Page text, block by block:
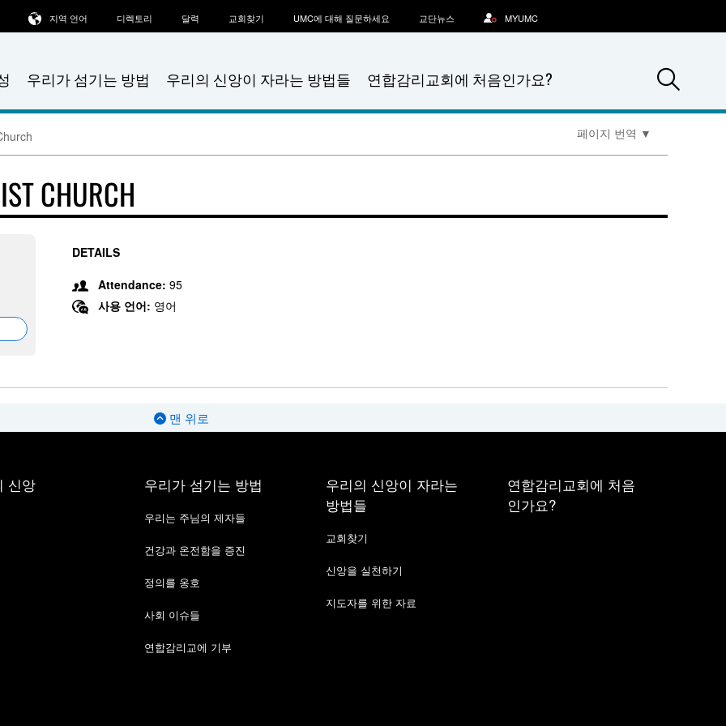
우리가 섬기는 방법 우리의 신앙이 자라는 방법들 연합감리교회에 처음인가요?
지역 언어 디렉토리 달력 교회찾기 UMC에 대해 질문하세요 교단뉴스 MYUMC
페이지 번역 ▼
CHURCH
DETAILS
Attendance: 95
사용 언어: 영어
맨 위로
신앙 우리가 섬기는 방법
우리는 주님의 제자들
건강과 온전함을 증진
정의를 옹호
사회 이슈들
연합감리교에 기부
우리의 신앙이 자라는
방법들
교회찾기
신앙을 실천하기
지도자를 위한 자료
연합감리교회에 처음
인가요?